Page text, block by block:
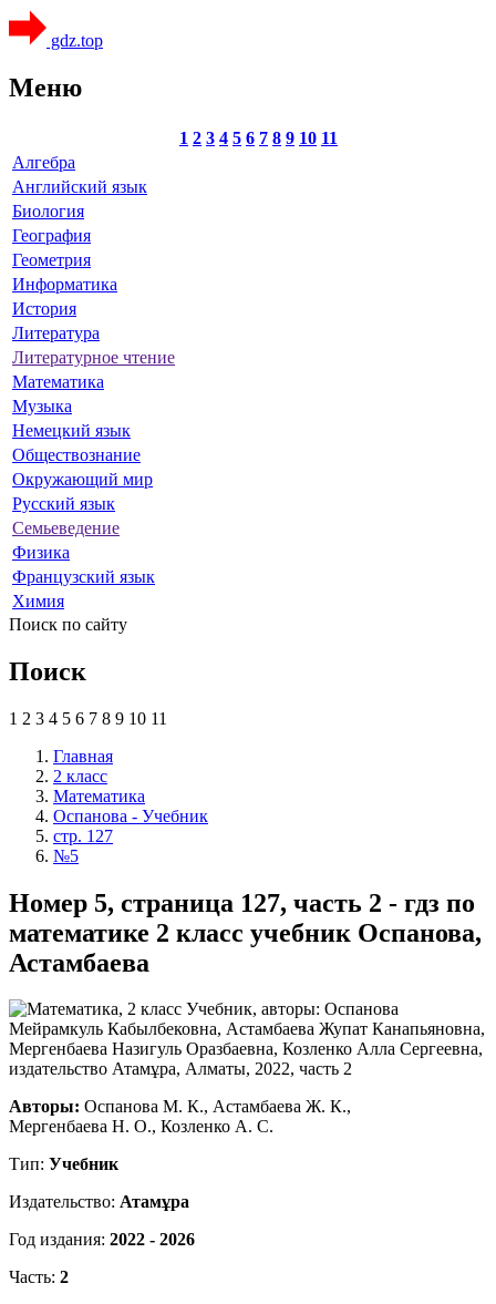
gdz.top
Меню
1 2 3 4 5 6 7 8 9 10 11
Алгебра
Английский язык
Биология
География
Геометрия
Информатика
История
Литература
Литературное чтение
Математика
Музыка
Немецкий язык
Обществознание
Окружающий мир
Русский язык
Семьеведение
Физика
Французский язык
Химия
Поиск по сайту
Поиск
1 2 3 4 5 6 7 8 9 10 11
Главная
2 класс
Математика
Оспанова - Учебник
стр. 127
№5
Номер 5, страница 127, часть 2 - гдз по
математике 2 класс учебник Оспанова,
Астамбаева
Авторы: Оспанова М. К., Астамбаева Ж. К.,
Мергенбаева Н. О., Козленко А. С.
Тип: Учебник
Издательство: Атамұра
Год издания: 2022 - 2026
Часть: 2